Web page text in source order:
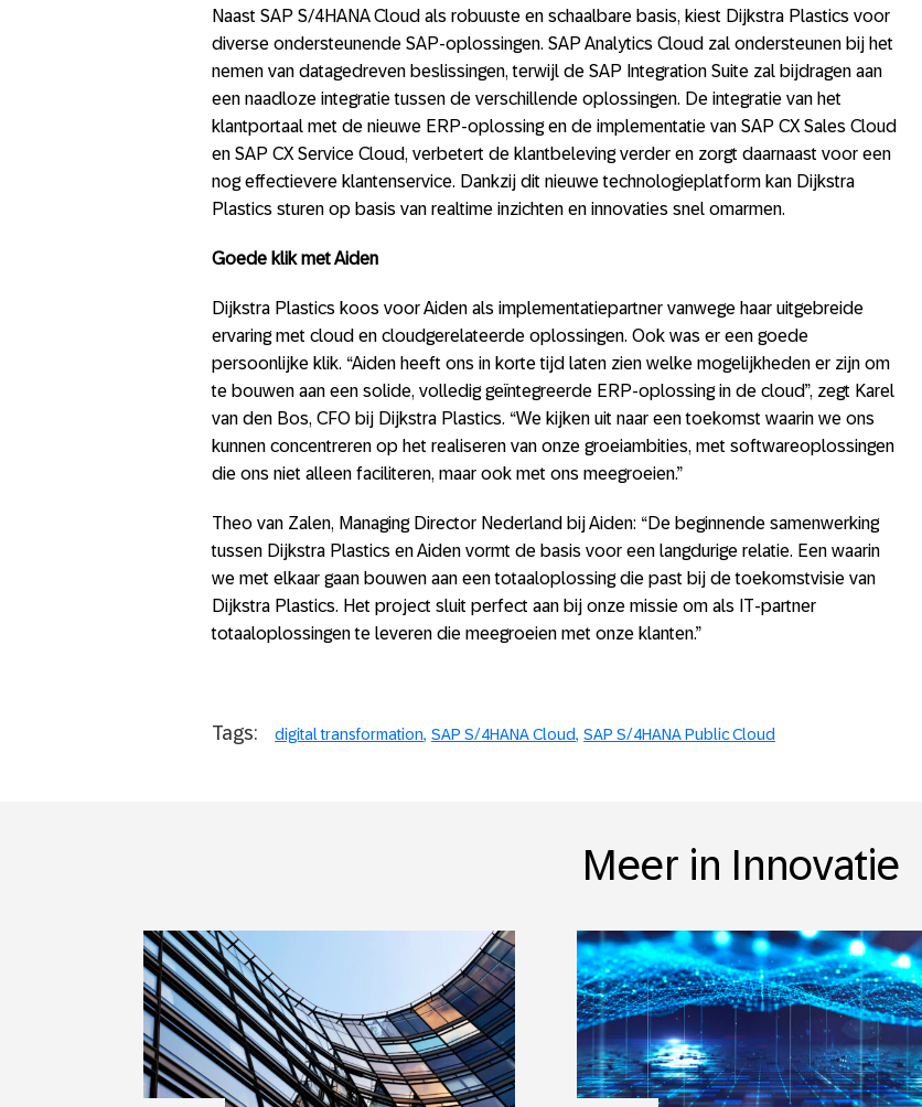
Naast SAP S/4HANA Cloud als robuuste en schaalbare basis, kiest Dijkstra Plastics voor
diverse ondersteunende SAP-oplossingen. SAP Analytics Cloud zal ondersteunen bij het
nemen van datagedreven beslissingen, terwijl de SAP Integration Suite zal bijdragen aan
een naadloze integratie tussen de verschillende oplossingen. De integratie van het
klantportaal met de nieuwe ERP-oplossing en de implementatie van SAP CX Sales Cloud
en SAP CX Service Cloud, verbetert de klantbeleving verder en zorgt daarnaast voor een
nog effectievere klantenservice. Dankzij dit nieuwe technologieplatform kan Dijkstra
Plastics sturen op basis van realtime inzichten en innovaties snel omarmen.
Goede klik met Aiden
Dijkstra Plastics koos voor Aiden als implementatiepartner vanwege haar uitgebreide
ervaring met cloud en cloudgerelateerde oplossingen. Ook was er een goede
persoonlijke klik. “Aiden heeft ons in korte tijd laten zien welke mogelijkheden er zijn om
te bouwen aan een solide, volledig geïntegreerde ERP-oplossing in de cloud”, zegt Karel
van den Bos, CFO bij Dijkstra Plastics. “We kijken uit naar een toekomst waarin we ons
kunnen concentreren op het realiseren van onze groeiambities, met softwareoplossingen
die ons niet alleen faciliteren, maar ook met ons meegroeien.”
Theo van Zalen, Managing Director Nederland bij Aiden: “De beginnende samenwerking
tussen Dijkstra Plastics en Aiden vormt de basis voor een langdurige relatie. Een waarin
we met elkaar gaan bouwen aan een totaaloplossing die past bij de toekomstvisie van
Dijkstra Plastics. Het project sluit perfect aan bij onze missie om als IT-partner
totaaloplossingen te leveren die meegroeien met onze klanten.”
Tags: digital transformation SAP S/4HANA Cloud SAP S/4HANA Public Cloud
Meer in Innovatie